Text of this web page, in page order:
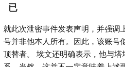
已
就此次泄密事件发表声明，并强调
号并非他本人所有。因此，该账号
顶替者。 埃文还明确表示，他与